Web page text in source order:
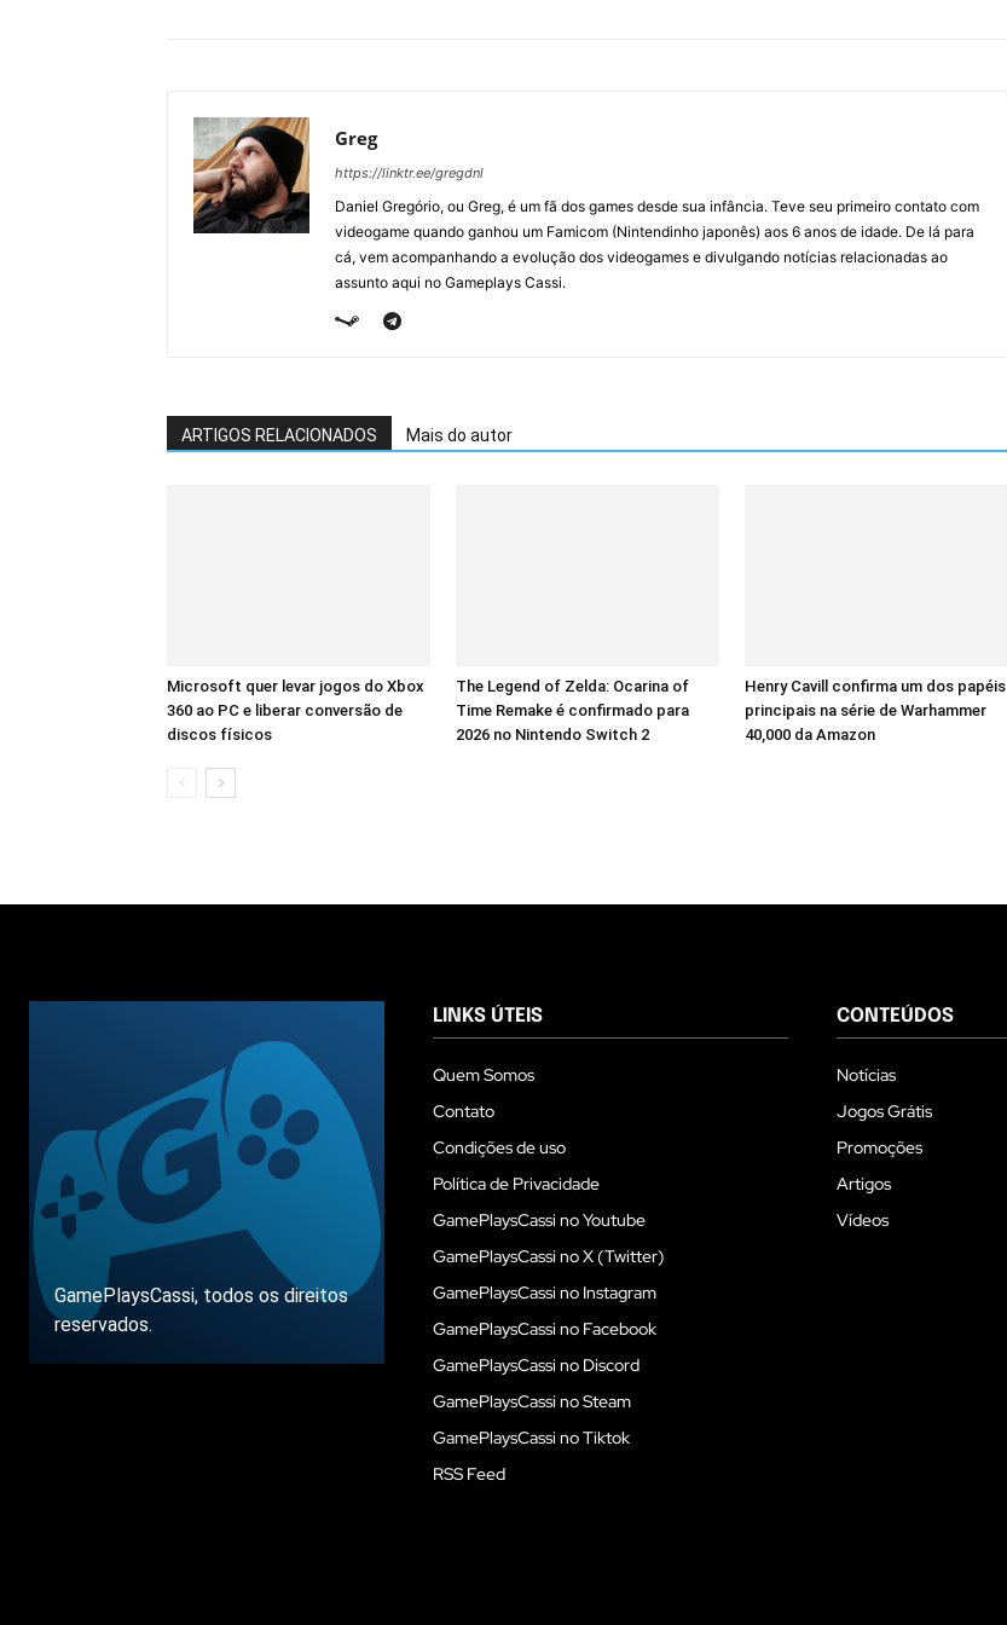
Greg
https://linktr.ee/gregdnl
Daniel Gregório, ou Greg, é um fã dos games desde sua infância. Teve seu primeiro contato com
videogame quando ganhou um Famicom (Nintendinho japonês) aos 6 anos de idade. De lá para
cá, vem acompanhando a evolução dos videogames e divulgando notícias relacionadas ao
assunto aqui no Gameplays Cassi.
ARTIGOS RELACIONADOS Mais do autor
Microsoft quer levar jogos do Xbox
360 ao PC e liberar conversão de
discos físicos
The Legend of Zelda: Ocarina of
Time Remake é confirmado para
2026 no Nintendo Switch 2
Henry Cavill confirma um dos papéis
principais na série de Warhammer
40,000 da Amazon
GamePlaysCassi, todos os direitos
reservados.
LINKS ÚTEIS
Quem Somos
Contato
Condições de uso
Política de Privacidade
GamePlaysCassi no Youtube
GamePlaysCassi no X (Twitter)
GamePlaysCassi no Instagram
GamePlaysCassi no Facebook
GamePlaysCassi no Discord
GamePlaysCassi no Steam
GamePlaysCassi no Tiktok
RSS Feed
CONTEÚDOS
Notícias
Jogos Grátis
Promoções
Artigos
Vídeos